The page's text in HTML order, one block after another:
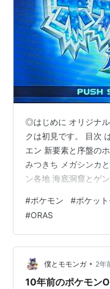
◎はじめに オリジナ
クは初見です。 目次
エン 新要素と序盤の
みつきち メガシンカ
ン各地 海底洞窟とゲ
ン やりまっす！ 相変
れはオリジナル勢歓喜
アチャモにしたよ こ
序盤のホウエン 今作
形式が登場。予兆を
のポケ…
#ポケモン #ポケッ
#ORAS
僕とモモンガ • 2年
10年前のポケモン